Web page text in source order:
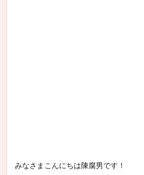
みなさまこんにちは陳腐男です！